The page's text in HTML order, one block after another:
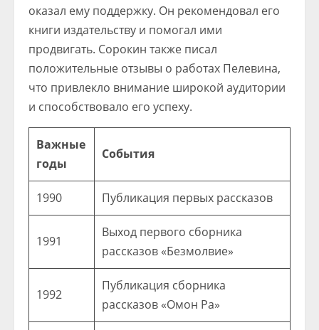
оказал ему поддержку. Он рекомендовал его
книги издательству и помогал ими
продвигать. Сорокин также писал
положительные отзывы о работах Пелевина,
что привлекло внимание широкой аудитории
и способствовало его успеху.
Важные
годы
События
1990 Публикация первых рассказов
1991
Выход первого сборника
рассказов «Безмолвие»
1992
Публикация сборника
рассказов «Омон Ра»